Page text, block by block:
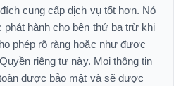
cung cấp dịch vụ tốt hơn. Nó
phát hành cho bên thứ ba trừ khi
phép rõ ràng hoặc như được
riêng tư này. Mọi thông tin
được bảo mật và sẽ được